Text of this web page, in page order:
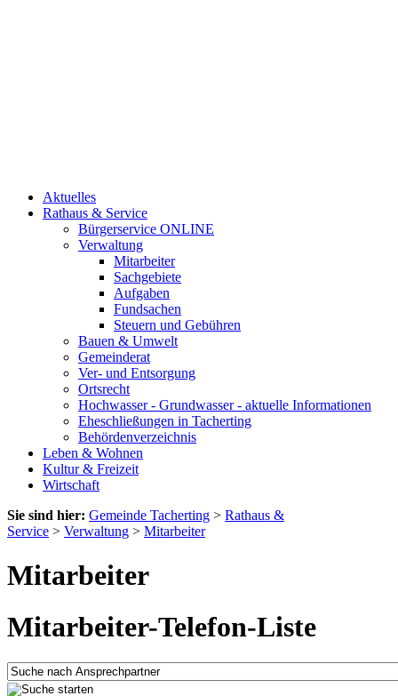
Aktuelles
Rathaus & Service
Bürgerservice ONLINE
Verwaltung
Mitarbeiter
Sachgebiete
Aufgaben
Fundsachen
Steuern und Gebühren
Bauen & Umwelt
Gemeinderat
Ver- und Entsorgung
Ortsrecht
Hochwasser - Grundwasser - aktuelle Informationen
Eheschließungen in Tacherting
Behördenverzeichnis
Leben & Wohnen
Kultur & Freizeit
Wirtschaft
Sie sind hier: Gemeinde Tacherting > Rathaus &
Service > Verwaltung > Mitarbeiter
Mitarbeiter
Mitarbeiter-Telefon-Liste